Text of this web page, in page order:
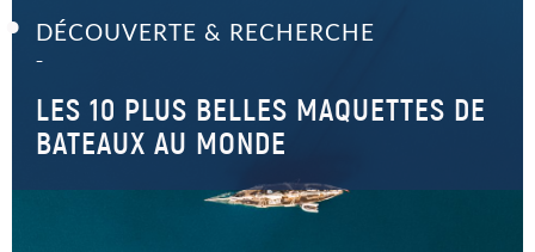
DÉCOUVERTE & RECHERCHE
–
LES 10 PLUS BELLES MAQUETTES DE
BATEAUX AU MONDE